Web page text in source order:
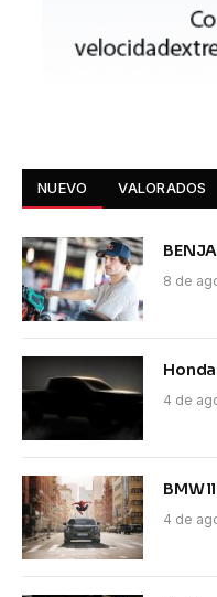
NUEVO VALORADOS
8 de
4 de
BMW
4 de